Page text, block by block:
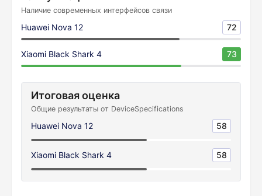
Наличие современных интерфейсов связи
Huawei Nova 12 72
Xiaomi Black Shark 4 73
Итоговая оценка
Общие результаты от DeviceSpecifications
Huawei Nova 12 58
Xiaomi Black Shark 4 58